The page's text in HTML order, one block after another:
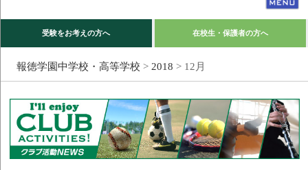
受験をお考えの方へ 在校生・保護者の方へ
報徳学園中学校・高等学校 > 2018 > 12月